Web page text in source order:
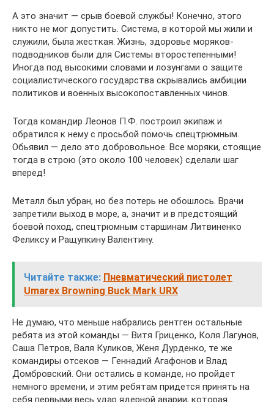
А это значит — срыв боевой службы! Конечно, этого
никто не мог допустить. Система, в которой мы жили и
служили, была жесткая. Жизнь, здоровье моряков-
подводников были для Системы второстепенными!
Иногда под высокими словами и лозунгами о защите
социалистического государства скрывались амбиции
политиков и военных высокопоставленных чинов.
Тогда командир Леонов П.Ф. построил экипаж и
обратился к нему с просьбой помочь спецтрюмным.
Обьявил — дело это добровольное. Все моряки, стоящие
тогда в строю (это около 100 человек) сделали шаг
вперед!
Металл был убран, но без потерь не обошлось. Врачи
запретили выход в море, а, значит и в предстоящий
боевой поход, спецтрюмным старшинам Литвиненко
Феликсу и Ращупкину Валентину.
Читайте также: Пневматический пистолет
Umarex Browning Buck Mark URX
Не думаю, что меньше набрались рентген остальные
ребята из этой команды — Витя Гриценко, Коля Лагунов,
Саша Петров, Валя Куликов, Женя Дурденко, те же
командиры отсеков — Геннадий Агафонов и Влад
Домбровский. Они остались в команде, но пройдет
немного времени, и этим ребятам придется принять на
себя первыми весь удар ядерной аварии, которая